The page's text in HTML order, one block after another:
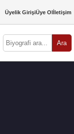
Üyelik GirişiÜye Olİletişim
Ara